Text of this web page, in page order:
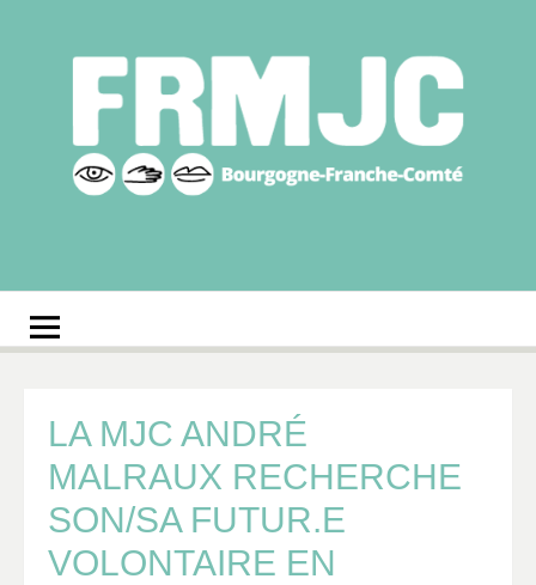
régionale des MJC
Bourgogne-Franche-
LA MJC ANDRÉ
MALRAUX RECHERCHE
SON/SA FUTUR.E
VOLONTAIRE EN